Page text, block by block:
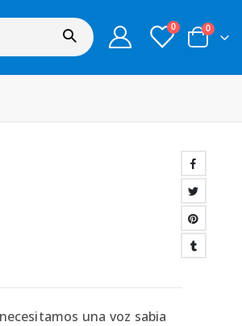
0 0
una voz sabia